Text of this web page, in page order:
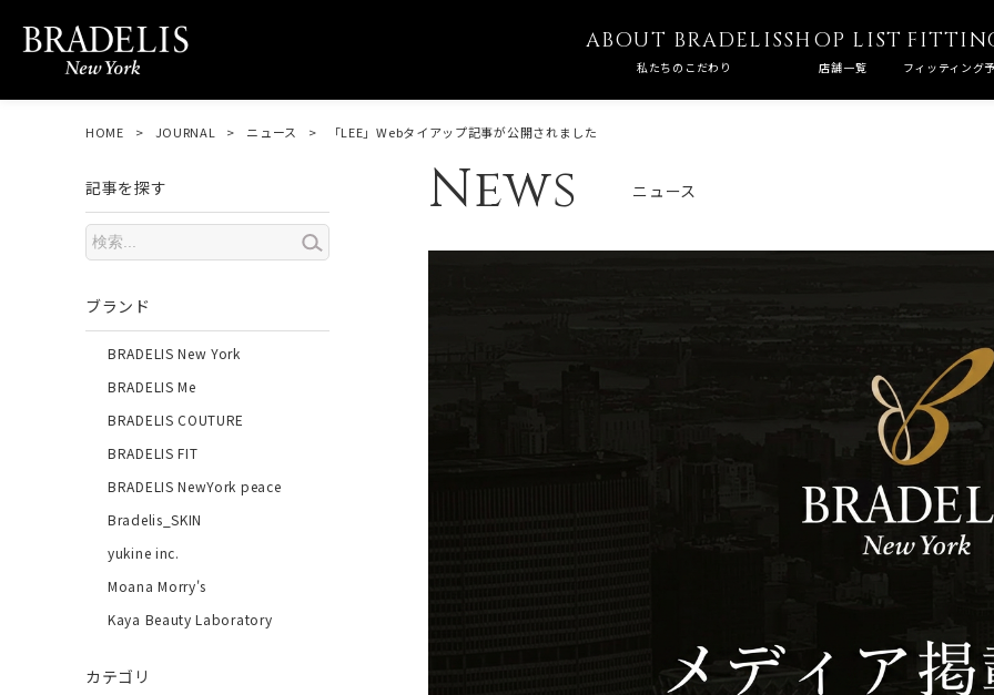
ABOUT BRADELIS
私たちのこだわり
SHOP LIST
店舗一覧 フィッティング
HOME JOURNAL ニュース 「LEE」Webタイアップ記事が公開されました
記事を探す
ブランド
BRADELIS New York
BRADELIS Me
BRADELIS COUTURE
BRADELIS FIT
BRADELIS NewYork peace
Bradelis_SKIN
yukine inc.
Moana Morry's
Kaya Beauty Laboratory
カテゴリ
News ニュース